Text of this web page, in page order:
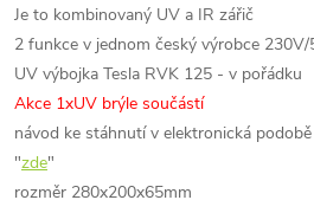
Je to kombinovaný UV a IR zářič
2 funkce v jednom český výrobce
UV výbojka Tesla RVK 125 - v pořádku
Akce 1xUV brýle součástí
návod ke stáhnutí v elektronická
"zde"
rozměr 280x200x65mm